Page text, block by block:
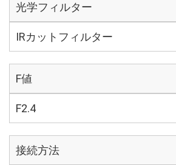
光学フィルター
IRカットフィルター
F値
F2.4
接続方法